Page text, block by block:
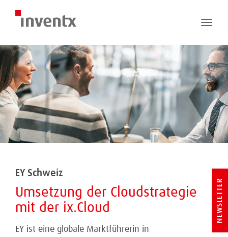
Toggle
EY Schweiz
Umsetzung der Cloudstrategie
mit der ix.Cloud
EY ist eine globale Marktführerin in
NEWSLETTER